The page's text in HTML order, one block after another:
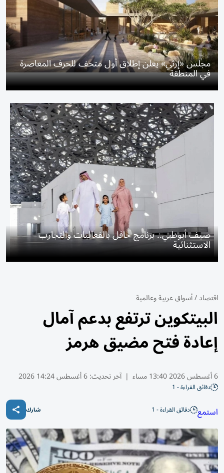
مجلس «إرثي» يعلن إطلاق أول متحف للحرف المعاصرة
في المنطقة
صيف أبوظبي.. برنامج حافل بالفعاليات والتجارب
الاستثنائية
اقتصاد/أسواق عربية وعالمية
البيتكوين ترتفع بدعم آمال
إعادة فتح مضيق هرمز
6 أغسطس 2026 13:40 مساء | آخر تحديث:6 أغسطس 14:24 2026
دقائق القراءة - 1
استمع دقائق القراءة - 1 شارك